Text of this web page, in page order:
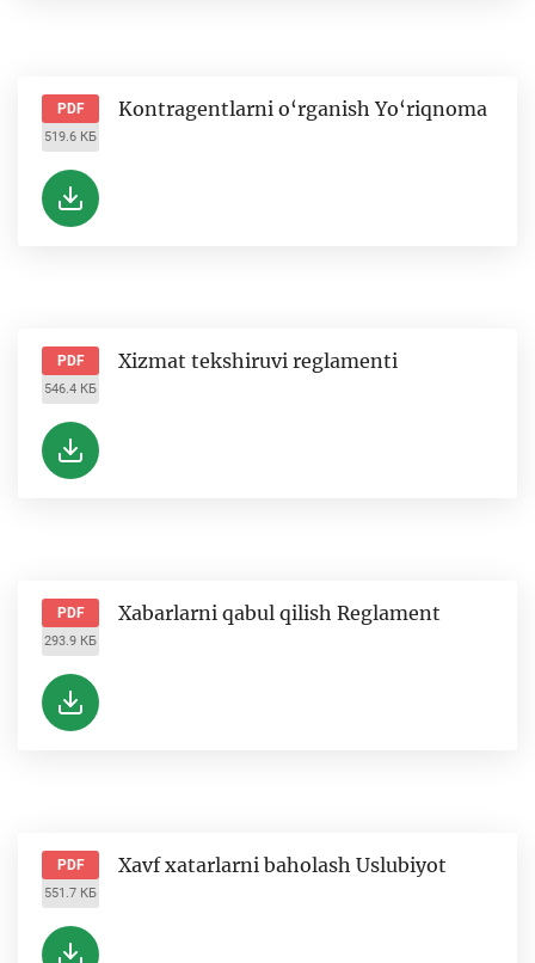
PDF
519.6 КБ
Kontragentlarni o‘rganish Yo‘riqnoma
PDF
546.4 КБ
Xizmat tekshiruvi reglamenti
PDF
293.9 КБ
Xabarlarni qabul qilish Reglament
PDF
551.7 КБ
Xavf xatarlarni baholash Uslubiyot